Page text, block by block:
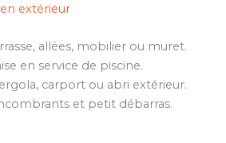
extérieur
allées, mobilier ou muret.
en service de piscine.
carport ou abri extérieur.
et petit débarras.